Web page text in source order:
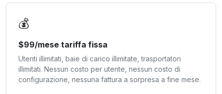
💰
$99/mese tariffa fissa
Utenti illimitati, baie di carico illimitate, trasportatori
illimitati. Nessun costo per utente, nessun costo di
configurazione, nessuna fattura a sorpresa a fine mese.